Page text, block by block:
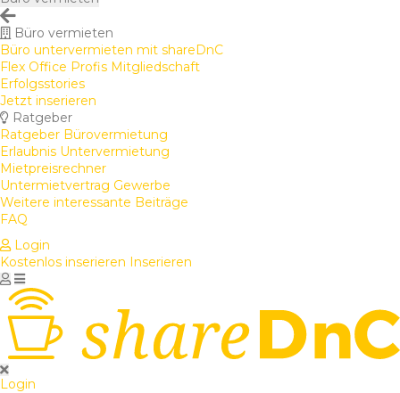
Büro vermieten
Büro untervermieten mit shareDnC
Flex Office Profis Mitgliedschaft
Erfolgsstories
Jetzt inserieren
Ratgeber
Ratgeber Bürovermietung
Erlaubnis Untervermietung
Mietpreisrechner
Untermietvertrag Gewerbe
Weitere interessante Beiträge
FAQ
Login
Kostenlos inserieren Inserieren
Login